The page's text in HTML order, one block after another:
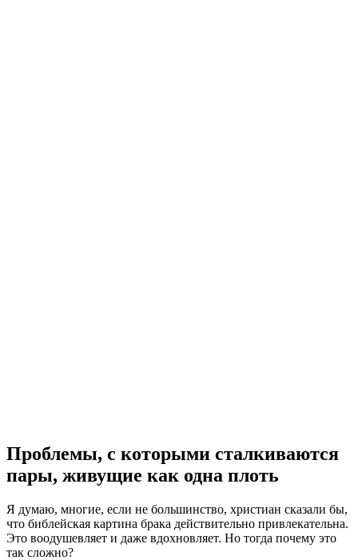
Проблемы, с которыми сталкиваются
пары, живущие как одна плоть
Я думаю, многие, если не большинство, христиан сказали бы,
что библейская картина брака действительно привлекательна.
Это воодушевляет и даже вдохновляет. Но тогда почему это
так сложно?